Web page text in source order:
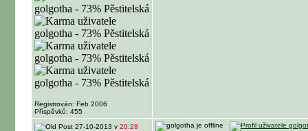
Registrován: Feb 2006
Příspěvků: 455
27-10-2013 v 20:28